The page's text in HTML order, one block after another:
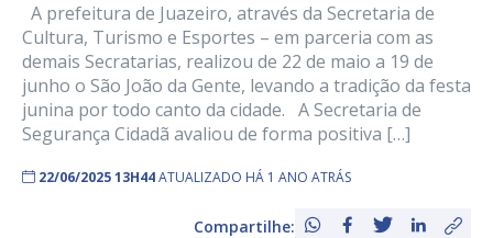
A prefeitura de Juazeiro, através da Secretaria de
Cultura, Turismo e Esportes – em parceria com as
demais Secratarias, realizou de 22 de maio a 19 de
junho o São João da Gente, levando a tradição da festa
junina por todo canto da cidade. A Secretaria de
Segurança Cidadã avaliou de forma positiva […]
22/06/2025 13H44ATUALIZADO HÁ 1 ANO ATRÁS
Compartilhe: